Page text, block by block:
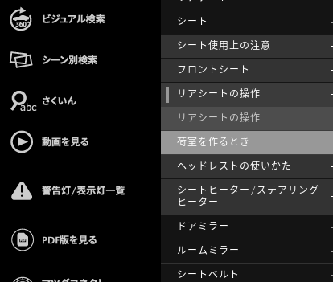
シート
シート使用上の注意
フロントシート
リアシートの操作
リアシートの操作
荷室を作るとき
ヘッドレストの使いかた
シートヒーター/ステアリング
ヒーター
ドアミラー
ルームミラー
シートベルト